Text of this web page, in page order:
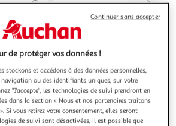
à
de protéger vos données !
stockons et accédons à des données personnelles,
navigation ou des identifiants uniques, sur votre
"J'accepte", les technologies de suivi prendront en
dans la section « Nous et nos partenaires traitons
Si vous retirez votre consentement, elles seront
de suivi sont désactivées, il est possible que
Continuer sans accepter